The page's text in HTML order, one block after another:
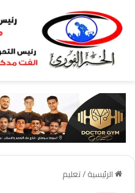
الرئيسية/تعليم